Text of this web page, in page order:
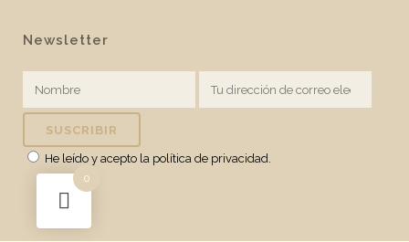
Newsletter
He leído y acepto la política de privacidad.
0